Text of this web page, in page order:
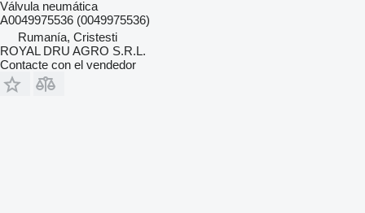
Válvula neumática
A0049975536 (0049975536)
Rumanía, Cristesti
ROYAL DRU AGRO S.R.L.
Contacte con el vendedor